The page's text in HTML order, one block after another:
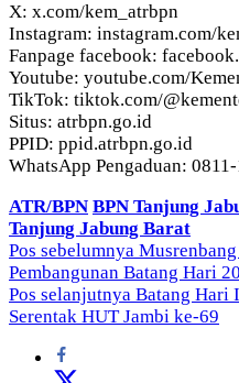
X: x.com/kem_atrbpn
Instagram: instagram.com/
Fanpage facebook:
Youtube: youtube.com/
TikTok: tiktok.com/
Situs: atrbpn.go.id
PPID: ppid.atrbpn.go.id
WhatsApp Pengaduan:
ATR/BPN BPN Tanjung
Tanjung Jabung Barat
Navigasi
pos
Pos sebelumnya
Pembangunan Batang Hari
Pos selanjutnya Batang Hari
Serentak HUT Jambi ke-69